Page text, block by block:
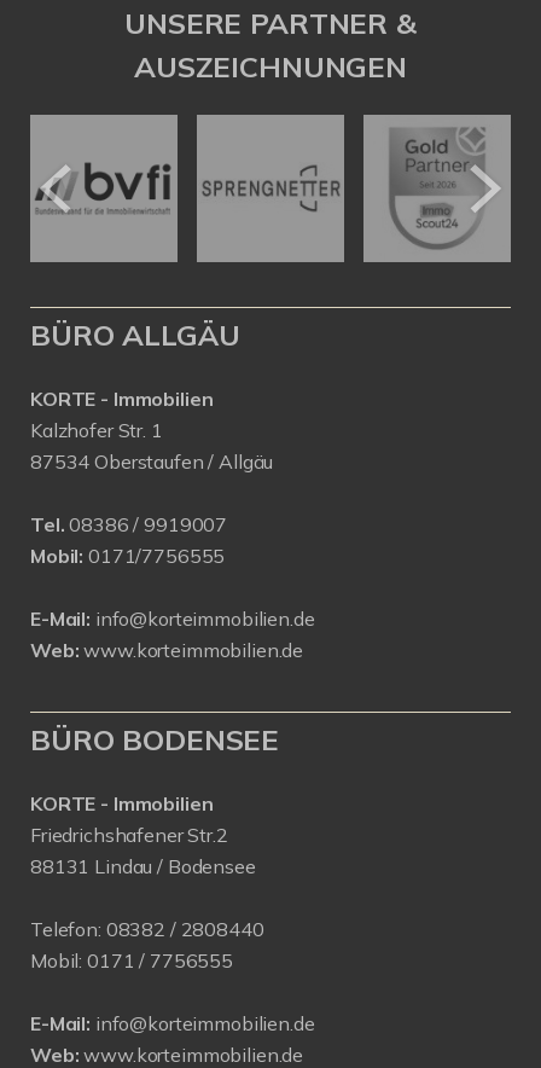
UNSERE PARTNER &
AUSZEICHNUNGEN
BÜRO ALLGÄU
KORTE - Immobilien
Kalzhofer Str. 1
87534 Oberstaufen / Allgäu
Tel. 08386 / 9919007
Mobil: 0171/7756555
E-Mail: info@korteimmobilien.de
Web: www.korteimmobilien.de
BÜRO BODENSEE
KORTE - Immobilien
Friedrichshafener Str.2
88131 Lindau / Bodensee
Telefon: 08382 / 2808440
Mobil: 0171 / 7756555
E-Mail: info@korteimmobilien.de
Web: www.korteimmobilien.de